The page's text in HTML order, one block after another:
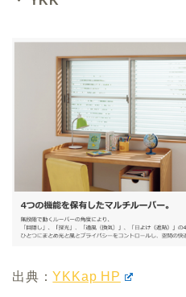
出典：YKKap HP